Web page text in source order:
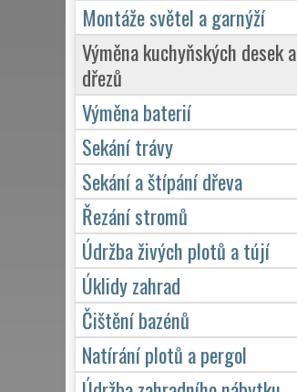
Montáže světel a garnýží
Výměna kuchyňských desek a
dřezů
Výměna baterií
Sekání trávy
Sekání a štípání dřeva
Řezání stromů
Údržba živých plotů a tújí
Úklidy zahrad
Čištění bazénů
Natírání plotů a pergol